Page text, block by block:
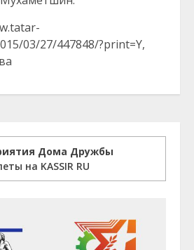
03/27/447848/?print=Y,
Дома Дружбы
на KASSIR RU